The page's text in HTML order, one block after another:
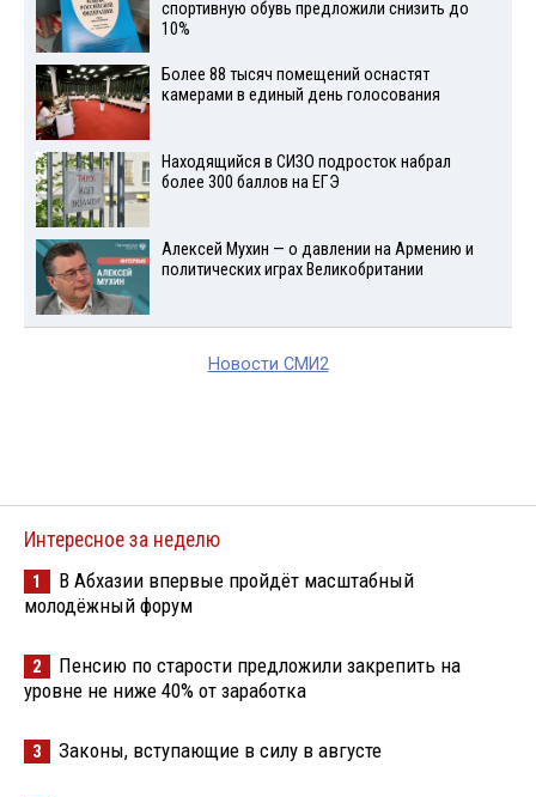
спортивную обувь предложили снизить до
10%
Более 88 тысяч помещений оснастят
камерами в единый день голосования
Находящийся в СИЗО подросток набрал
более 300 баллов на ЕГЭ
Алексей Мухин — о давлении на Армению и
политических играх Великобритании
Новости СМИ2
Интересное за неделю
1
В Абхазии впервые пройдёт масштабный
молодёжный форум
2
Пенсию по старости предложили закрепить на
уровне не ниже 40% от заработка
3 Законы, вступающие в силу в августе